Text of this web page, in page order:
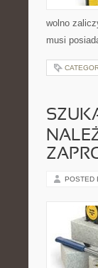
wolno
musi
POSTED